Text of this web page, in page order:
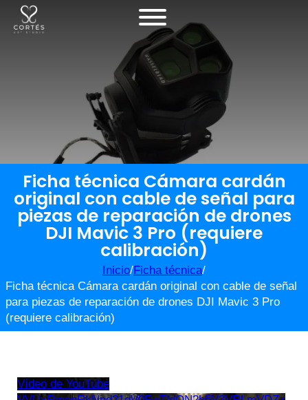
Ficha técnica Cámara cardán
original con cable de señal para
piezas de reparación de drones
DJI Mavic 3 Pro (requiere
calibración)
Inicio/Ficha técnica/
Ficha técnica Cámara cardán original con cable de señal
para piezas de reparación de drones DJI Mavic 3 Pro
(requiere calibración)
Vídeo de YouTube